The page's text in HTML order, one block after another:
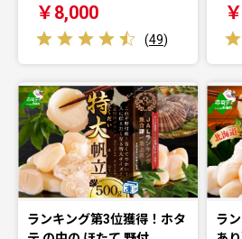
￥8,000
(49)
ランキング第3位獲得！ホタ
ラ